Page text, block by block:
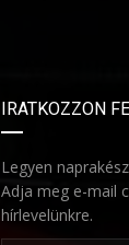
IRATKOZZON
Legyen
Adja meg e-mail
hírlevelünkre.